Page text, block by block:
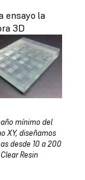
ensayo la
3D
mínimo del
XY, diseñamos
desde 10 a 200
Resin